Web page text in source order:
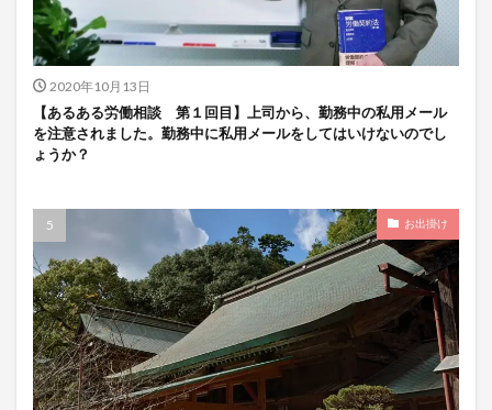
2020年10月13日
【あるある労働相談 第１回目】上司から、勤務中の私用メール
を注意されました。勤務中に私用メールをしてはいけないのでし
ょうか？
お出掛け